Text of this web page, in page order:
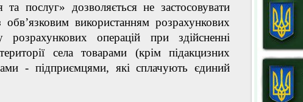
та послуг» дозволяється не застосовувати
використанням розрахункових
операцій при здійсненні
села товарами (крім підакцизних
- підприємцями, які сплачують єдиний